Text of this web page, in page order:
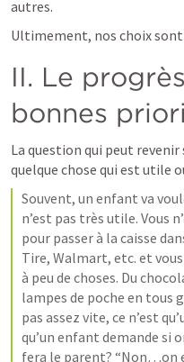
autres.
Ultimement, nos choix
II. Le
bonnes
La question qui peut revenir
quelque chose qui est utile
Souvent, un enfant va
n’est pas très utile. Vous
pour passer à la caisse
Tire, Walmart, etc. et
à peu de choses. Du
lampes de poche en tous
pas assez vite, ce n’est
qu’un enfant demande si
fera le parent? “Non…on